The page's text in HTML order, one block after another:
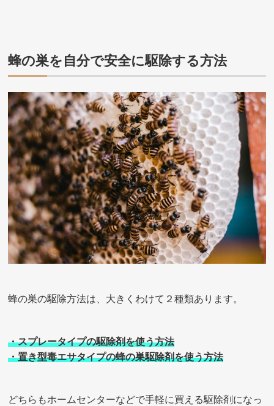
蜂の巣を自分で安全に駆除する方法
蜂の巣の駆除方法は、大きくわけて２種類あります。
・スプレータイプの駆除剤を使う方法
・置き型毒エサタイプの蜂の巣駆除剤を使う方法
どちらもホームセンターなどで手軽に買える駆除剤になっ